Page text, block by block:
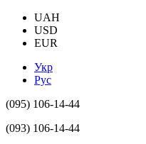
UAH
USD
EUR
Укр
Рус
(095) 106-14-44
(093) 106-14-44